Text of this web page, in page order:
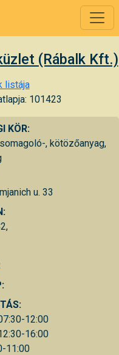
(Rábalk Kft.)
listája
101423
KÖR:
, kötözőanyag,
u. 33
12:00
16:00
11:00